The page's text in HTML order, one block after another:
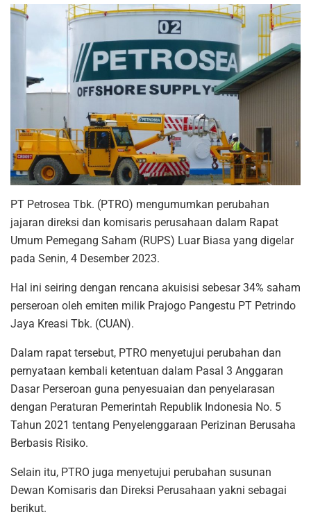
PT Petrosea Tbk. (PTRO) mengumumkan perubahan
jajaran direksi dan komisaris perusahaan dalam Rapat
Umum Pemegang Saham (RUPS) Luar Biasa yang digelar
pada Senin, 4 Desember 2023.
Hal ini seiring dengan rencana akuisisi sebesar 34% saham
perseroan oleh emiten milik Prajogo Pangestu PT Petrindo
Jaya Kreasi Tbk. (CUAN).
Dalam rapat tersebut, PTRO menyetujui perubahan dan
pernyataan kembali ketentuan dalam Pasal 3 Anggaran
Dasar Perseroan guna penyesuaian dan penyelarasan
dengan Peraturan Pemerintah Republik Indonesia No. 5
Tahun 2021 tentang Penyelenggaraan Perizinan Berusaha
Berbasis Risiko.
Selain itu, PTRO juga menyetujui perubahan susunan
Dewan Komisaris dan Direksi Perusahaan yakni sebagai
berikut.